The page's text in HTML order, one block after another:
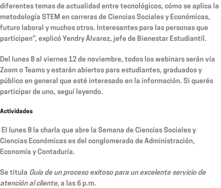
diferentes temas de actualidad entre tecnológicos, cómo se aplica la
metodología STEM en carreras de Ciencias Sociales y Económicas,
futuro laboral y muchos otros. Interesantes para las personas que
participen”, explicó Yendry Álvarez, jefe de Bienestar Estudiantil.
Del lunes 8 al viernes 12 de noviembre, todos los webinars serán vía
Zoom o Teams y estarán abiertos para estudiantes, graduados y
público en general que esté interesado en la información. Si querés
participar de uno, seguí leyendo.
Actividades
El lunes 8 la charla que abre la Semana de Ciencias Sociales y
Ciencias Económicas es del conglomerado de Administración,
Economía y Contaduría.
Se titula Guía de un proceso exitoso para un excelente servicio de
atención al cliente, a las 6 p.m.